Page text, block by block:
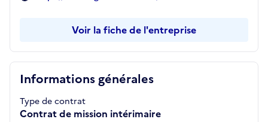
Informations générales
Type de contrat
Contrat de mission intérimaire
Voir la fiche de l'entreprise